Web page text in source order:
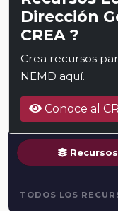
Dirección
CREA ?
Crea recursos
NEMD aquí.
Conoce al
Recursos
TODOS LOS